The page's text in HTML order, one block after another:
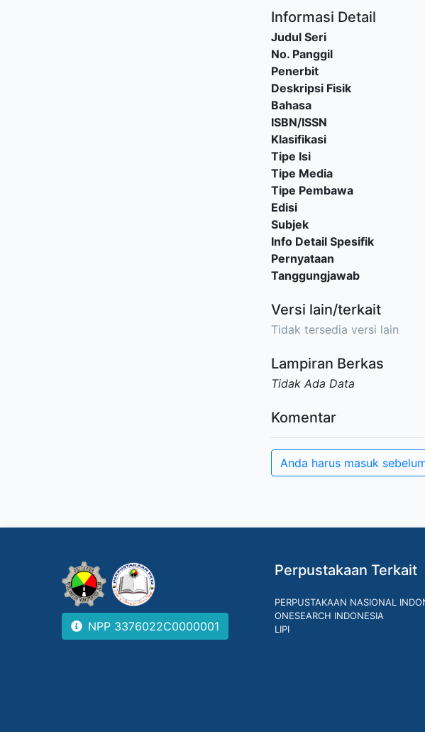
Informasi Detail
Judul Seri
No. Panggil
Penerbit
Deskripsi Fisik
Bahasa
ISBN/ISSN
Klasifikasi
Tipe Isi
Tipe Media
Tipe Pembawa
Edisi
Subjek
Info Detail Spesifik
Pernyataan
Tanggungjawab
Versi lain/terkait
Tidak tersedia versi lain
Lampiran Berkas
Tidak Ada Data
Komentar
Anda harus masuk
NPP 3376022C0000001
Perpustakaan Terkait
PERPUSTAKAAN NASIONAL
ONESEARCH INDONESIA
LIPI